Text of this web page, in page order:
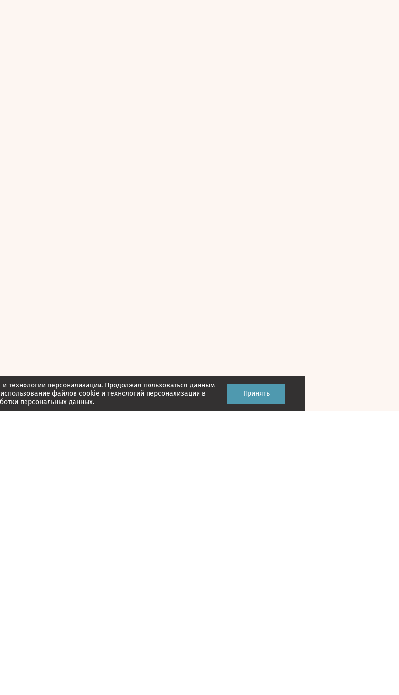
технологии персонализации. Продолжая пользоваться данным
файлов cookie и технологий персонализации в
персональных данных.
Принять